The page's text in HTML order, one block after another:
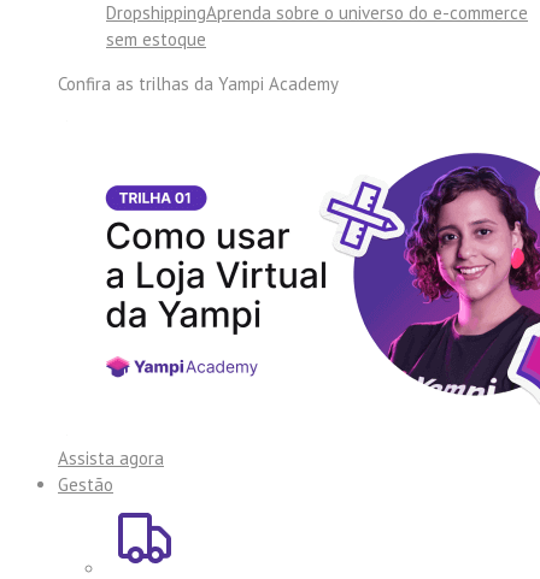
DropshippingAprenda sobre o universo do e-commerce
sem estoque
Confira as trilhas da Yampi Academy
Assista agora
Gestão